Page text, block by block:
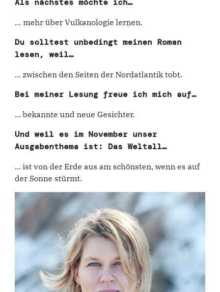
Als nächstes möchte ich…
… mehr über Vulkanologie lernen.
Du solltest unbedingt meinen Roman
lesen, weil…
... zwischen den Seiten der Nordatlantik tobt.
Bei meiner Lesung freue ich mich auf…
... bekannte und neue Gesichter.
Und weil es im November unser
Ausgabenthema ist: Das Weltall…
... ist von der Erde aus am schönsten, wenn es auf
der Sonne stürmt.